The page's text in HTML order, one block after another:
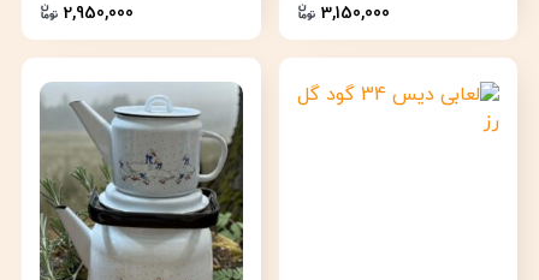
3,150,000
2,950,000